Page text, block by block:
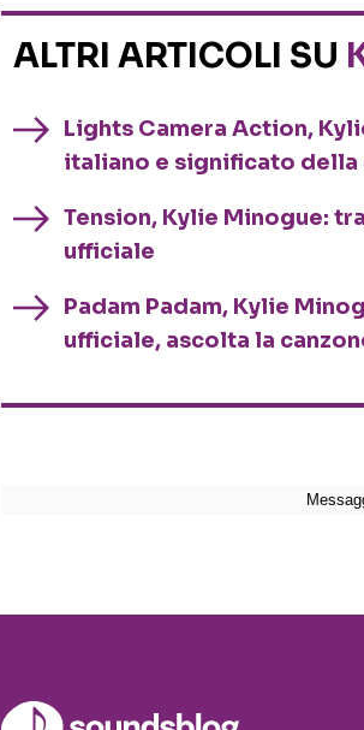
ALTRI ARTICOLI SU
Lights Camera Action,
italiano e significato della
Tension, Kylie Minogue:
ufficiale
Padam Padam, Kylie
ufficiale, ascolta la